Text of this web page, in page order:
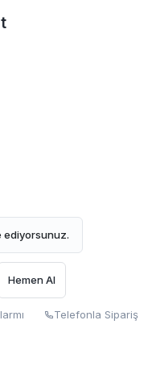
ediyorsunuz.
Hemen Al
Telefonla Sipariş